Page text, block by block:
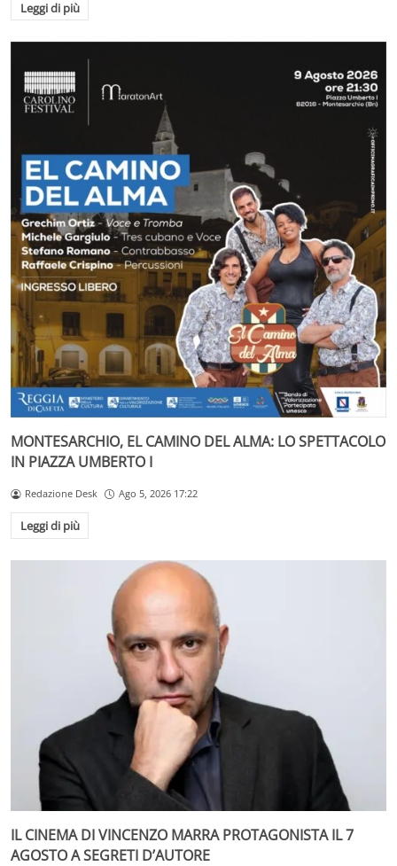
Leggi di più
MONTESARCHIO, EL CAMINO DEL ALMA: LO SPETTACOLO
IN PIAZZA UMBERTO I
Redazione Desk Ago 5, 2026 17:22
Leggi di più
IL CINEMA DI VINCENZO MARRA PROTAGONISTA IL 7
AGOSTO A SEGRETI D’AUTORE